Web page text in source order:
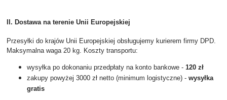
II. Dostawa na terenie Unii Europejskiej
Przesyłki do krajów Unii Europejskiej obsługujemy kurierem firmy DPD.
Maksymalna waga 20 kg. Koszty transportu:
wysyłka po dokonaniu przedpłaty na konto bankowe - 120 zł
zakupy powyżej 3000 zł netto (minimum logistyczne) - wysyłka
gratis